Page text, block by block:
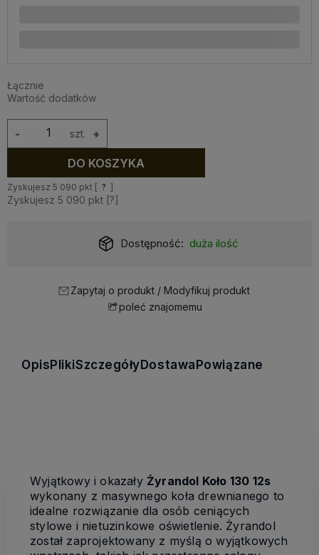
Łącznie
Wartość dodatków
szt. +
-
DO KOSZYKA
Zyskujesz 5 090 pkt [ ? ]
Zyskujesz 5 090 pkt [?]
Dostępność: duża ilość
Zapytaj o produkt / Modyfikuj produkt
poleć znajomemu
Opis PlikiSzczegóły Dostawa Powiązane
Wyjątkowy i okazały Żyrandol Koło 130 12s
wykonany z masywnego koła drewnianego to
idealne rozwiązanie dla osób ceniących
stylowe i nietuzinkowe oświetlenie. Żyrandol
został zaprojektowany z myślą o wyjątkowych